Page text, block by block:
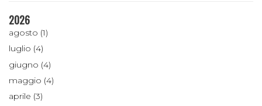
2026
agosto (1)
luglio (4)
giugno (4)
maggio (4)
aprile (3)